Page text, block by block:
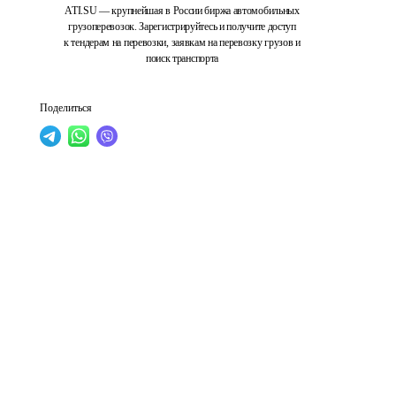
ATI.SU — крупнейшая в России биржа автомобильных
грузоперевозок. Зарегистрируйтесь и получите доступ
к тендерам на перевозки, заявкам на перевозку грузов и
поиск транспорта
Поделиться